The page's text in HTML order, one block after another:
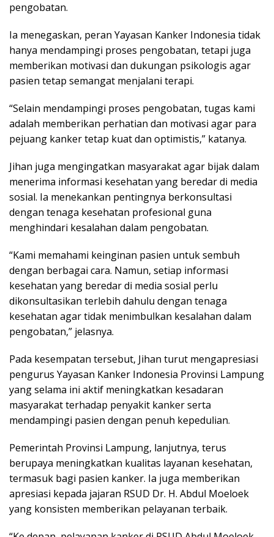
pengobatan.
Ia menegaskan, peran Yayasan Kanker Indonesia tidak
hanya mendampingi proses pengobatan, tetapi juga
memberikan motivasi dan dukungan psikologis agar
pasien tetap semangat menjalani terapi.
“Selain mendampingi proses pengobatan, tugas kami
adalah memberikan perhatian dan motivasi agar para
pejuang kanker tetap kuat dan optimistis,” katanya.
Jihan juga mengingatkan masyarakat agar bijak dalam
menerima informasi kesehatan yang beredar di media
sosial. Ia menekankan pentingnya berkonsultasi
dengan tenaga kesehatan profesional guna
menghindari kesalahan dalam pengobatan.
“Kami memahami keinginan pasien untuk sembuh
dengan berbagai cara. Namun, setiap informasi
kesehatan yang beredar di media sosial perlu
dikonsultasikan terlebih dahulu dengan tenaga
kesehatan agar tidak menimbulkan kesalahan dalam
pengobatan,” jelasnya.
Pada kesempatan tersebut, Jihan turut mengapresiasi
pengurus Yayasan Kanker Indonesia Provinsi Lampung
yang selama ini aktif meningkatkan kesadaran
masyarakat terhadap penyakit kanker serta
mendampingi pasien dengan penuh kepedulian.
Pemerintah Provinsi Lampung, lanjutnya, terus
berupaya meningkatkan kualitas layanan kesehatan,
termasuk bagi pasien kanker. Ia juga memberikan
apresiasi kepada jajaran RSUD Dr. H. Abdul Moeloek
yang konsisten memberikan pelayanan terbaik.